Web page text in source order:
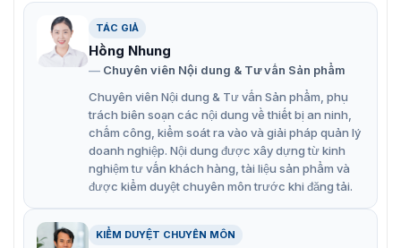
nước, bụi bẩn, và các yếu tố môi trường khác.
TÁC GIẢ
Hồng Nhung
Chuyên viên Nội dung & Tư vấn Sản phẩm
Chuyên viên Nội dung & Tư vấn Sản phẩm, phụ
trách biên soạn các nội dung về thiết bị an ninh,
chấm công, kiểm soát ra vào và giải pháp quản lý
doanh nghiệp. Nội dung được xây dựng từ kinh
nghiệm tư vấn khách hàng, tài liệu sản phẩm và
được kiểm duyệt chuyên môn trước khi đăng tải.
KIỂM DUYỆT CHUYÊN MÔN